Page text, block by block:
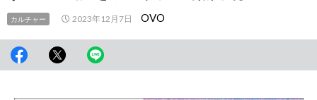
カルチャー 2023年12月7日 OVO